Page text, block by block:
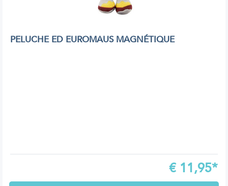
PELUCHE ED EUROMAUS MAGNÉTIQUE
€ 11,95*